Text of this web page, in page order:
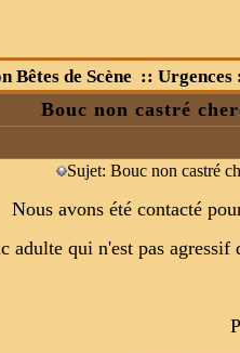
Bêtes de Scène :: Urgences
Bouc non castré
Sujet: Bouc non castré
Nous avons été contacté
adulte qui n'est pas